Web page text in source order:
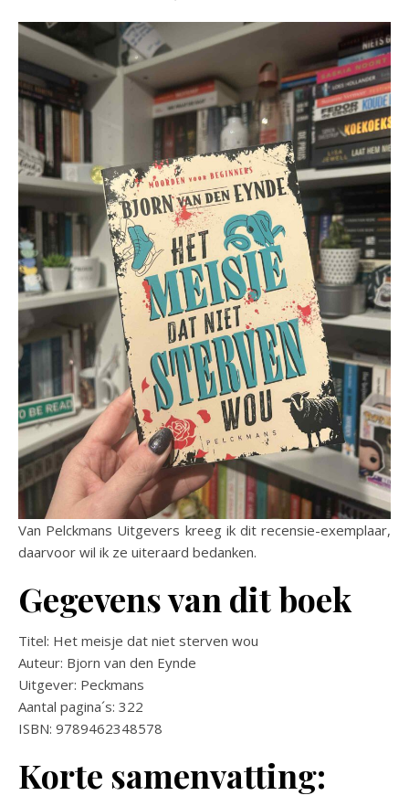
Van Pelckmans Uitgevers kreeg ik dit recensie-exemplaar,
daarvoor wil ik ze uiteraard bedanken.
Gegevens van dit boek
Titel: Het meisje dat niet sterven wou
Auteur: Bjorn van den Eynde
Uitgever: Peckmans
Aantal pagina´s: 322
ISBN: 9789462348578
Korte samenvatting: